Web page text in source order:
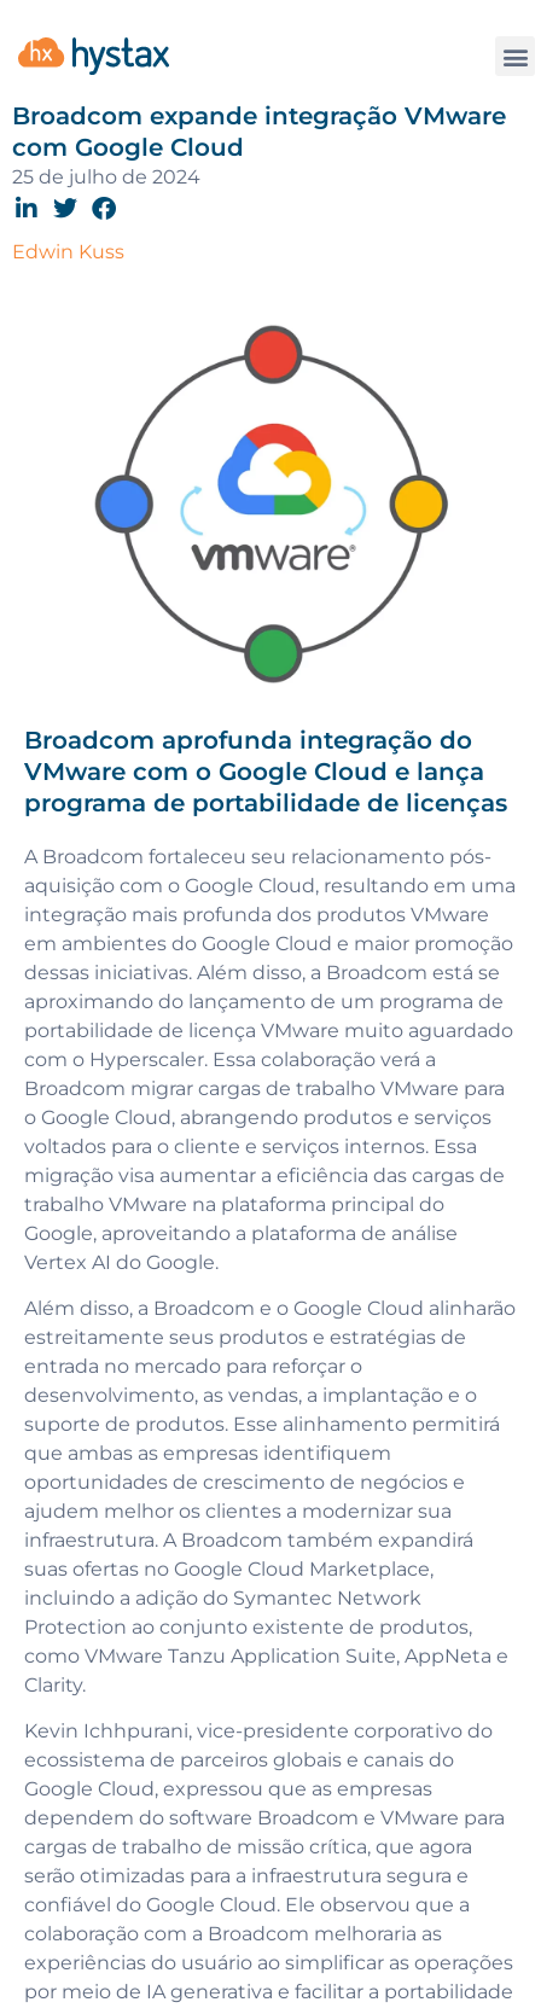
Broadcom expande integração VMware
com Google Cloud
25 de julho de 2024
Edwin Kuss
Broadcom aprofunda integração do
VMware com o Google Cloud e lança
programa de portabilidade de licenças
A Broadcom fortaleceu seu relacionamento pós-
aquisição com o Google Cloud, resultando em uma
integração mais profunda dos produtos VMware
em ambientes do Google Cloud e maior promoção
dessas iniciativas. Além disso, a Broadcom está se
aproximando do lançamento de um programa de
portabilidade de licença VMware muito aguardado
com o Hyperscaler. Essa colaboração verá a
Broadcom migrar cargas de trabalho VMware para
o Google Cloud, abrangendo produtos e serviços
voltados para o cliente e serviços internos. Essa
migração visa aumentar a eficiência das cargas de
trabalho VMware na plataforma principal do
Google, aproveitando a plataforma de análise
Vertex AI do Google.
Além disso, a Broadcom e o Google Cloud alinharão
estreitamente seus produtos e estratégias de
entrada no mercado para reforçar o
desenvolvimento, as vendas, a implantação e o
suporte de produtos. Esse alinhamento permitirá
que ambas as empresas identifiquem
oportunidades de crescimento de negócios e
ajudem melhor os clientes a modernizar sua
infraestrutura. A Broadcom também expandirá
suas ofertas no Google Cloud Marketplace,
incluindo a adição do Symantec Network
Protection ao conjunto existente de produtos,
como VMware Tanzu Application Suite, AppNeta e
Clarity.
Kevin Ichhpurani, vice-presidente corporativo do
ecossistema de parceiros globais e canais do
Google Cloud, expressou que as empresas
dependem do software Broadcom e VMware para
cargas de trabalho de missão crítica, que agora
serão otimizadas para a infraestrutura segura e
confiável do Google Cloud. Ele observou que a
colaboração com a Broadcom melhoraria as
experiências do usuário ao simplificar as operações
por meio de IA generativa e facilitar a portabilidade